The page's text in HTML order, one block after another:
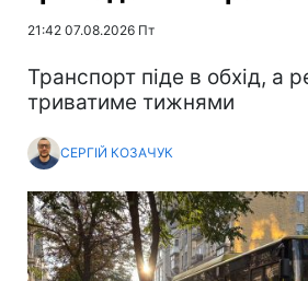
21:42 07.08.2026 Пт
Транспорт піде в обхід, а
триватиме тижнями
СЕРГІЙ КОЗАЧУК